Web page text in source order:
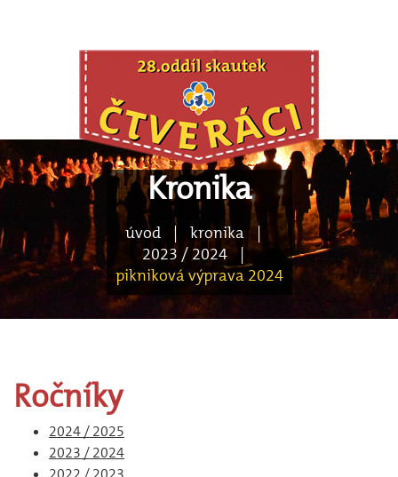
Kronika
úvod | kronika |
2023 / 2024 |
pikniková výprava 2024
Ročníky
2024 / 2025
2023 / 2024